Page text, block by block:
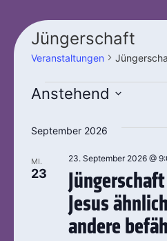
Jüngerschaft
Veranstaltungen
Anstehend
September 2026
MI.
23
Jesus
andere
23. September 2026 @